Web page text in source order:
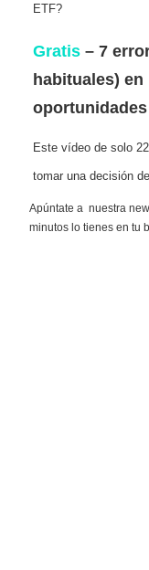
ETF?
Gratis – 7
habituales)
Este vídeo de solo
tomar una decisión
Apúntate a nuestra
minutos lo tienes en tu